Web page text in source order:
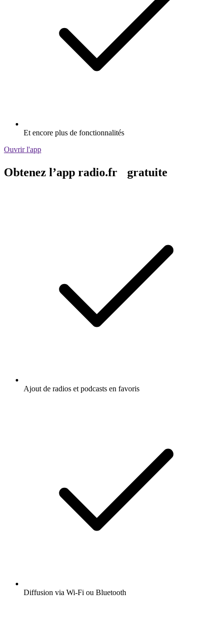
Et encore plus de fonctionnalités
Ouvrir l'app
Obtenez l’app radio.fr gratuite
Ajout de radios et podcasts en favoris
Diffusion via Wi-Fi ou Bluetooth